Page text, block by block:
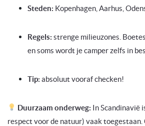
Steden: Kopenhagen, Aarhus,
Regels: strenge milieuzones.
en soms wordt je camper zelfs in
Tip: absoluut vooraf checken!
Duurzaam onderweg: In Scandinavië
respect voor de natuur) vaak toegestaan.